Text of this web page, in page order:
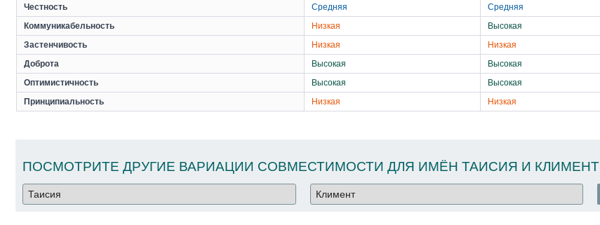
Честность
Средняя
Средняя
Коммуникабельность
Низкая
Высокая
Застенчивость
Низкая
Низкая
Доброта
Высокая
Высокая
Оптимистичность
Высокая
Высокая
Принципиальность
Низкая Низкая
ПОСМОТРИТЕ ДРУГИЕ ВАРИАЦИИ СОВМЕСТИМОСТИ ДЛЯ ИМЁН ТАИСИЯ И КЛИМЕНТ